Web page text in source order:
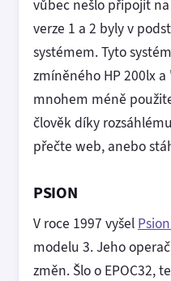
vůbec nešlo připojit
verze 1 a 2 byly v
systémem. Tyto
zmíněného HP 200lx
mnohem méně
člověk díky
přečte web, anebo
PSION
V roce 1997 vyšel
modelu 3. Jeho
změn. Šlo o EPOC32,